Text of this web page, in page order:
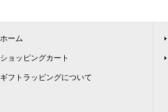
ホーム
ショッピングカート
ギフトラッピングについて